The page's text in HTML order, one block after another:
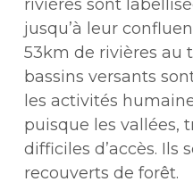
rivières sont
jusqu’à leur
53km de rivières au
bassins versants
les activités
puisque les vallées,
difficiles d’accès. Ils
recouverts de forêt.